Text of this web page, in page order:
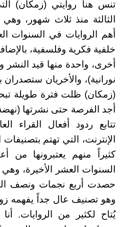
تنس هنا روايتي (زمكان)
الثالثة منذ ثلاث شهور،
أهم الروايات في السنوات
خلفية فكرية وفلسفية،
أخرى، واحدة منها قيد النشر
نورانية)، والأخريان ستصدران
(زمكان) ظلت فترة طويلة
أجد الفرصة حتى نشرتها
تتابع ردود أفعال القراء
الإنترنت، التي تهتم
كثيراً منهم يعتبرونها من
السنوات العشر الأخيرة،
حصدت أربع نجمات ونصف
وهو تصنيف عال جداً يفهمه
يُتاح لكثير من الروايات.